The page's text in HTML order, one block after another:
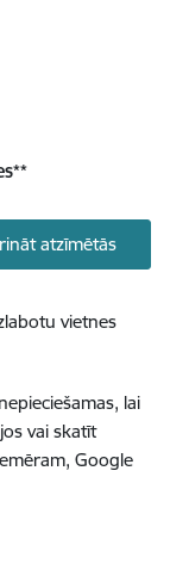
**
atzīmētās
vietnes
lai
vai skatīt
Google